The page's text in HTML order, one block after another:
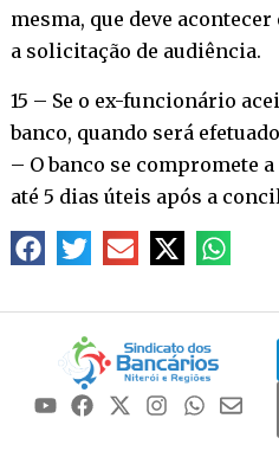
mesma, que deve
a solicitação de audiência.
15 – Se o ex-funcionário
banco, quando será
– O banco se compromete
até 5 dias úteis após a